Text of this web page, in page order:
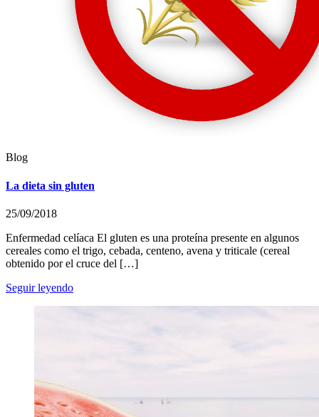
Blog
La dieta sin gluten
25/09/2018
Enfermedad celíaca El gluten es una proteína presente en algunos
cereales como el trigo, cebada, centeno, avena y triticale (cereal
obtenido por el cruce del […]
Seguir leyendo